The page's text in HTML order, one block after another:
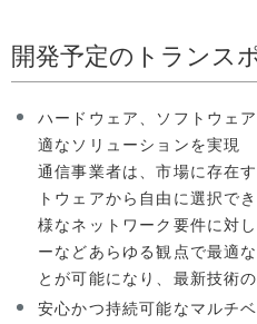
開発予定のトランス
ハードウェア、ソフトウェ
適なソリューションを実現
通信事業者は、市場に存在
トウェアから自由に選択で
様なネットワーク要件に対
ーなどあらゆる観点で最適
とが可能になり、最新技術
安心かつ持続可能なマルチ